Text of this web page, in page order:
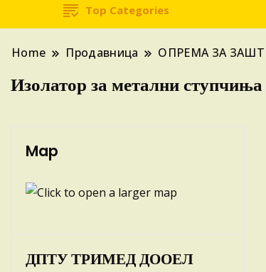
Top Categories
Home Продавница ОПРЕМА ЗА
Изолатор за метални ступчиња
Map
ДПТУ ТРИМЕД ДООЕЛ